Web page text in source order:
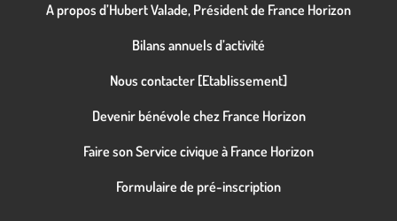
A propos d’Hubert Valade, Président de France Horizon
Bilans annuels d’activité
Nous contacter [Etablissement]
Devenir bénévole chez France Horizon
Faire son Service civique à France Horizon
Formulaire de pré-inscription